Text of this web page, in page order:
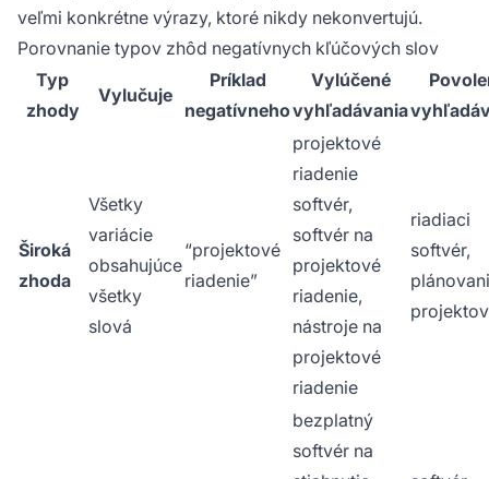
veľmi konkrétne výrazy, ktoré nikdy nekonvertujú.
Porovnanie typov zhôd negatívnych kľúčových slov
Typ
zhody
Vylučuje
Príklad
negatívneho
Vylúčené
vyhľadávania
Široká
zhoda
Všetky
variácie
obsahujúce
všetky
slová
“projektové
riadenie”
projektové
riadenie
softvér,
softvér na
projektové
riadenie,
nástroje na
projektové
riadenie
riadiaci
softvér,
projektov
bezplatný
softvér na